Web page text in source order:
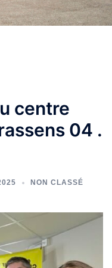
centre
04 .
NON CLASSÉ